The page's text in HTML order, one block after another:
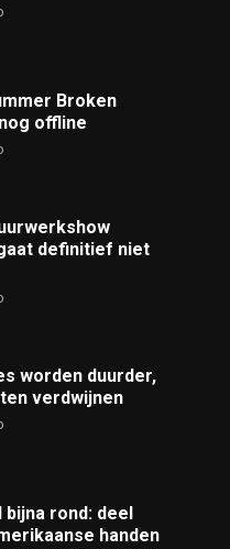
Broken
offline
definitief niet
worden duurder,
verdwijnen
rond: deel
handen